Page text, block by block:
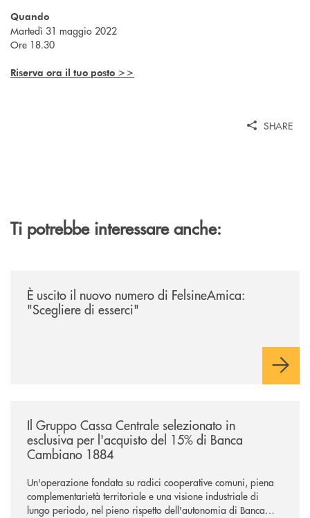
Quando
Martedì 31 maggio 2022
Ore 18.30
Riserva ora il tuo posto >>
SHARE
Ti potrebbe interessare anche:
È uscito il nuovo numero di FelsineAmica:
"Scegliere di esserci"
Il Gruppo Cassa Centrale selezionato in
esclusiva per l'acquisto del 15% di Banca
Cambiano 1884
Un'operazione fondata su radici cooperative comuni, piena
complementarietà territoriale e una visione industriale di
lungo periodo, nel pieno rispetto dell'autonomia di Banca